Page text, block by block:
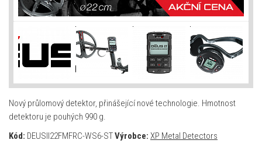
Nový průlomový detektor, přinášející nové technologie. Hmotnost
detektoru je pouhých 990 g.
Kód: DEUSII22FMFRC-WS6-STVýrobce: XP Metal Detectors